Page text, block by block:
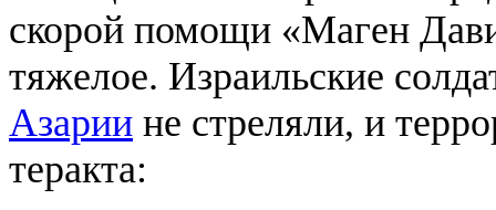
скорой помощи «Маген
тяжелое. Израильские
Азарии не стреляли, и
теракта: